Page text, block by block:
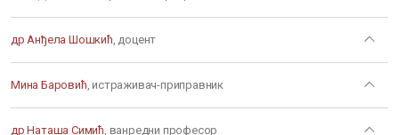
др Анђела Шошкић, доцент
Мина Баровић, истраживач-приправник
др Наташа Симић, ванредни професор